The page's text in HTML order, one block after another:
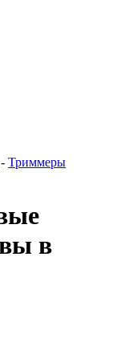
- Триммеры
в